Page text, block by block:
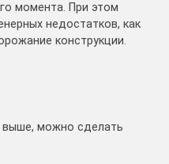
момента. При этом
недостатков, как
конструкции.
выше, можно сделать